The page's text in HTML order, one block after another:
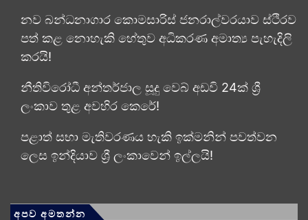
නව බන්ධනාගාර කොමසාරිස් ජනරාල්වරයාව ස්ථිරව
පත් කළ නොහැකි හේතුව අධිකරණ අමාත්‍ය පැහැදිලි
කරයි!
නීතිවිරෝධී අන්තර්ජාල සූදු වෙබ් අඩවි 24ක් ශ්‍රී
ලංකාව තුළ අවහිර කෙරේ!
පළාත් සභා මැතිවරණය හැකි ඉක්මනින් පවත්වන
ලෙස ඉන්දියාව ශ්‍රී ලංකාවෙන් ඉල්ලයි!
අපව අමතන්න